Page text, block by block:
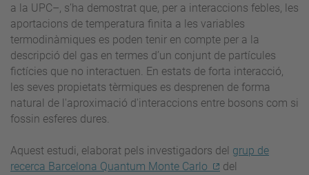
a la UPC–, s’ha demostrat que, per a interaccions febles, les
aportacions de temperatura finita a les variables
termodinàmiques es poden tenir en compte per a la
descripció del gas en termes d’un conjunt de partícules
fictícies que no interactuen. En estats de forta interacció,
les seves propietats tèrmiques es desprenen de forma
natural de l'aproximació d'interaccions entre bosons com si
fossin esferes dures.
Aquest estudi, elaborat pels investigadors del grup de
recerca Barcelona Quantum Monte Carlo
del